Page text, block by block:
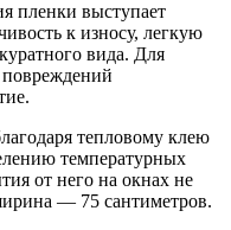
пленки выступает
к износу, легкую
вида. Для
тепловому клею
температурных
от него на окнах не
— 75 сантиметров.